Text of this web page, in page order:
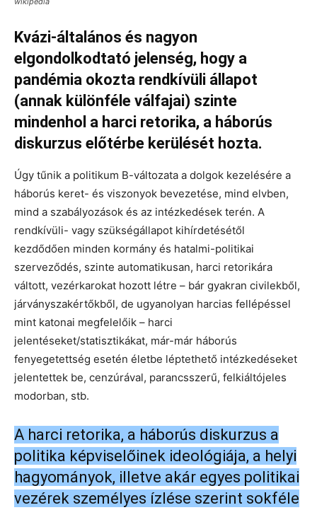
Kvázi-általános és nagyon
elgondolkodtató jelenség, hogy a
pandémia okozta rendkívüli állapot
(annak különféle válfajai) szinte
mindenhol a harci retorika, a háborús
diskurzus előtérbe kerülését hozta.
Úgy tűnik a politikum B-változata a dolgok kezelésére a
háborús keret- és viszonyok bevezetése, mind elvben,
mind a szabályozások és az intézkedések terén. A
rendkívüli- vagy szükségállapot kihírdetésétől
kezdődően minden kormány és hatalmi-politikai
szerveződés, szinte automatikusan, harci retorikára
váltott, vezérkarokat hozott létre – bár gyakran civilekből,
járványszakértőkből, de ugyanolyan harcias fellépéssel
mint katonai megfelelőik – harci
jelentéseket/statisztikákat, már-már háborús
fenyegetettség esetén életbe léptethető intézkedéseket
jelentettek be, cenzúrával, parancsszerű, felkiáltójeles
modorban, stb.
A harci retorika, a háborús diskurzus a
politika képviselőinek ideológiája, a helyi
hagyományok, illetve akár egyes politikai
vezérek személyes ízlése szerint sokféle